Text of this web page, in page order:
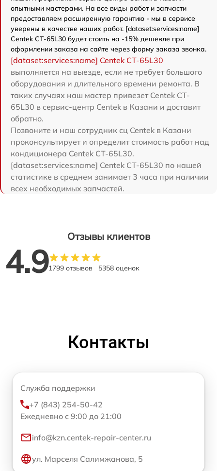
опытными мастерами. На все виды работ и запчасти
предоставляем расширенную гарантию - мы в сервисе
уверены в качестве наших работ. [dataset:services:name]
Centek CT-65L30 будет стоить на -15% дешевле при
оформлении заказа на сайте через форму заказа звонка.
[dataset:services:name] Centek CT-65L30
выполняется на выезде, если не требует большого
оборудования и длительного времени ремонта. В
таких случаях наш мастер привезет Centek CT-
65L30 в сервис-центр Centek в Казани и доставит
обратно.
Позвоните и наш сотрудник сц Centek в Казани
проконсультирует и определит стоимость работ над
кондиционера Centek CT-65L30.
[dataset:services:name] Centek CT-65L30 по нашей
статистике в среднем занимает 3 часа при наличии
всех необходимых запчастей.
Отзывы клиентов
4.91799 отзывов 5358 оценок
Контакты
Служба поддержки
+7 (843) 254-50-42
Ежедневно с 9:00 до 21:00
info@kzn.centek-repair-center.ru
ул. Марселя Салимжанова, 5